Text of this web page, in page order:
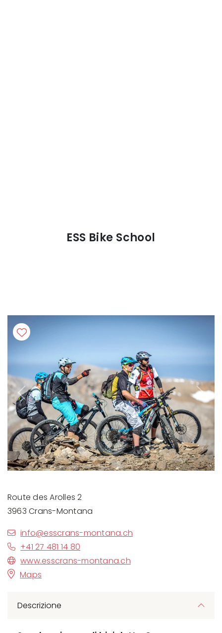
ESS Bike School
Previous
Route des Arolles 2
3963 Crans-Montana
info@esscrans-montana.ch
+41 27 481 14 80
www.esscrans-montana.ch
Maps
Descrizione